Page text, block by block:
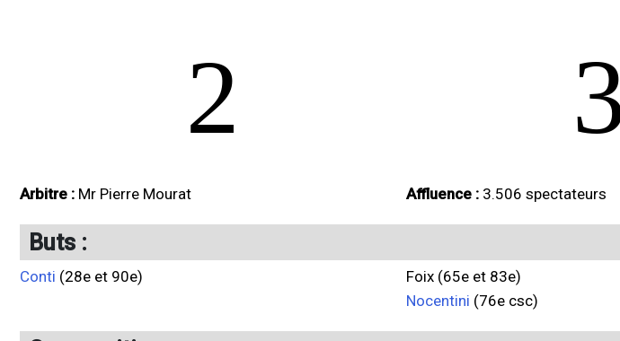
2
Arbitre : Mr Pierre Mourat Affluence : 3.506 spectateurs
Buts :
Conti (28e et 90e)
Foix (65e et 83e)
Nocentini (76e csc)